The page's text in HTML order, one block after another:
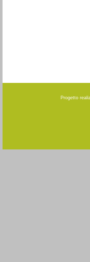
Progetto